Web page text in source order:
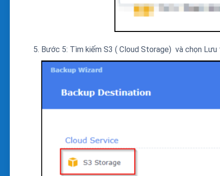
Bước 5: Tìm kiếm S3 ( Cloud Storage) và chọn Lưu